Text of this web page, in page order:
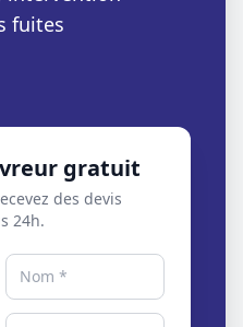
fuites
gratuit
des devis
24h.